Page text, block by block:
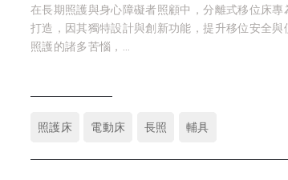
在長期照護與身心障礙者照顧中，分離式移位床
打造，因其獨特設計與創新功能，提升移位安全
照護的諸多苦惱，
結合AI智能監測技術，實現零接觸生理監測和即時
質與安全性，以科技與人性化設計守護長期臥床者
照護床 電動床 長照 輔具